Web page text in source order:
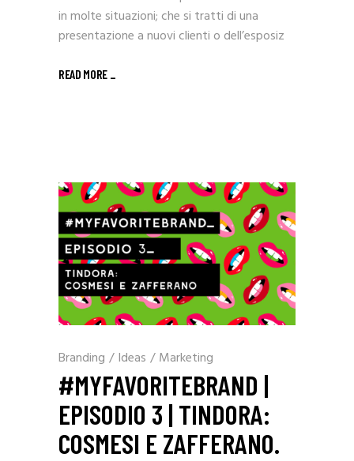
in molte situazioni; che si tratti di una
presentazione a nuovi clienti o dell’esposiz
READ MORE _
Branding / Ideas / Marketing
#MYFAVORITEBRAND |
EPISODIO 3 | TINDORA:
COSMESI E ZAFFERANO.